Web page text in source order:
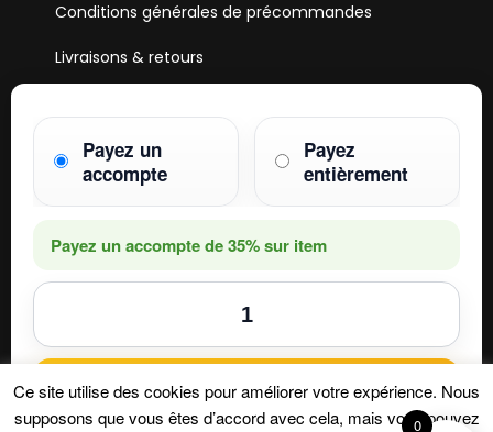
Payez un
accompte
Payez
entièrement
Payez un accompte de35%sur item
Ajouter au panier
Conditions générales de précommandes
Livraisons & retours
Paiements
HOBBY ONE
75011 PARIS
Mail. hobby1shop@gmail.com
NOUS SUIVRE
Ce site utilise des cookies pour améliorer votre expérience. Nous
supposons que vous êtes d’accord avec cela, mais vous pouvez
0